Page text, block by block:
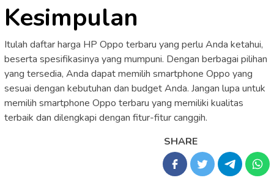
Kesimpulan
Itulah daftar harga HP Oppo terbaru yang perlu Anda ketahui,
beserta spesifikasinya yang mumpuni. Dengan berbagai pilihan
yang tersedia, Anda dapat memilih smartphone Oppo yang
sesuai dengan kebutuhan dan budget Anda. Jangan lupa untuk
memilih smartphone Oppo terbaru yang memiliki kualitas
terbaik dan dilengkapi dengan fitur-fitur canggih.
SHARE